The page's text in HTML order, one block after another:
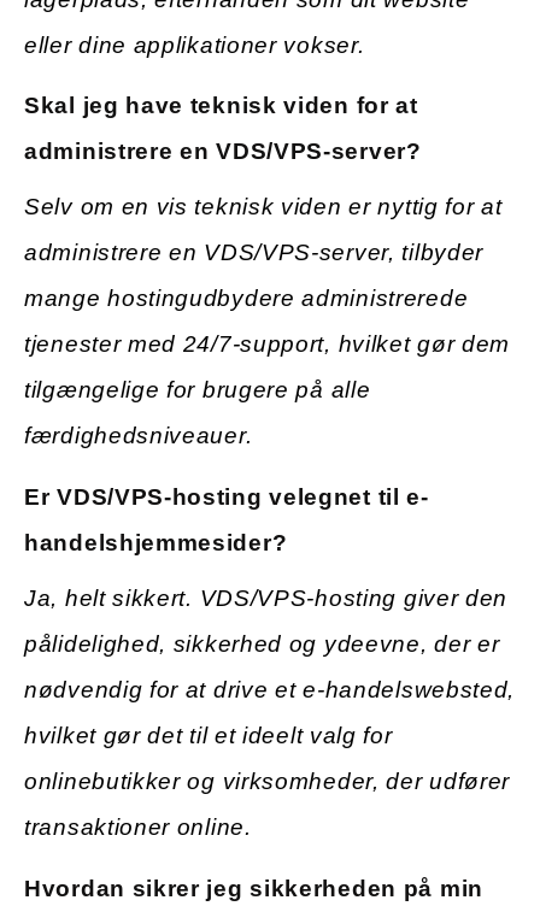
eller dine applikationer vokser.
Skal jeg have teknisk viden for at
administrere en VDS/VPS-server?
Selv om en vis teknisk viden er nyttig for at
administrere en VDS/VPS-server, tilbyder
mange hostingudbydere administrerede
tjenester med 24/7-support, hvilket gør dem
tilgængelige for brugere på alle
færdighedsniveauer.
Er VDS/VPS-hosting velegnet til e-
handelshjemmesider?
Ja, helt sikkert. VDS/VPS-hosting giver den
pålidelighed, sikkerhed og ydeevne, der er
nødvendig for at drive et e-handelswebsted,
hvilket gør det til et ideelt valg for
onlinebutikker og virksomheder, der udfører
transaktioner online.
Hvordan sikrer jeg sikkerheden på min